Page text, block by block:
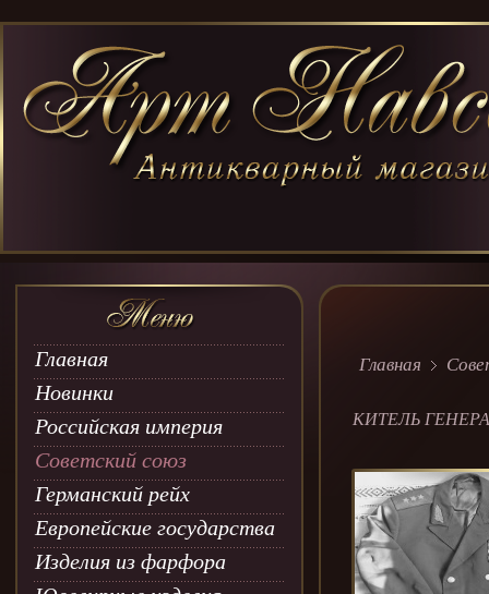
Главная
Новинки
Российская империя
Советский союз
Германский рейх
Европейские государства
Изделия из фарфора
Главная
КИТЕЛЬ